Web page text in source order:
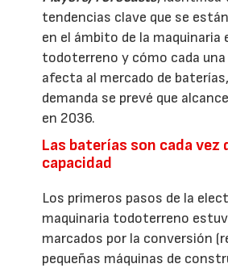
tendencias clave que se
en el ámbito de la maquinaria
todoterreno y cómo cada una
afecta al mercado de
demanda se prevé que
en 2036.
Las baterías son cada vez
capacidad
Los primeros pasos de la
maquinaria todoterreno
marcados por la conversión
pequeñas máquinas de